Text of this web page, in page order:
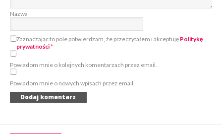
Nazwa
Zaznaczając to pole potwierdzam, że przeczytałem i akceptuję Politykę
prywatności*
Powiadom mnie o kolejnych komentarzach przez email.
Powiadom mnie o nowych wpisach przez email.